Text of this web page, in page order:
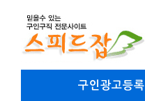
구인광고등록